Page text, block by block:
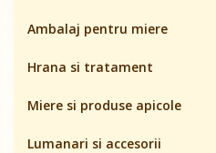
Ambalaj pentru miere
Hrana si tratament
Miere si produse apicole
Lumanari si accesorii